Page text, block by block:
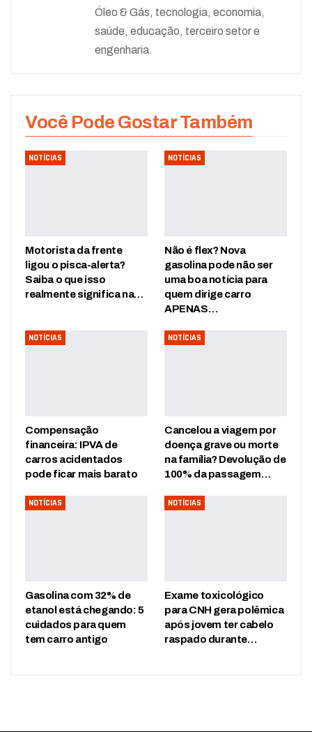
Óleo & Gás, tecnologia, economia,
saúde, educação, terceiro setor e
engenharia.
Você Pode Gostar Também
NOTÍCIAS
Motorista da frente
ligou o pisca-alerta?
Saiba o que isso
realmente significa na…
NOTÍCIAS
Não é flex? Nova
gasolina pode não ser
uma boa notícia para
quem dirige carro
APENAS…
NOTÍCIAS
Compensação
financeira: IPVA de
carros acidentados
pode ficar mais barato
NOTÍCIAS
Cancelou a viagem por
doença grave ou morte
na família? Devolução de
100% da passagem…
NOTÍCIAS
Gasolina com 32% de
etanol está chegando: 5
cuidados para quem
tem carro antigo
NOTÍCIAS
Exame toxicológico
para CNH gera polêmica
após jovem ter cabelo
raspado durante…